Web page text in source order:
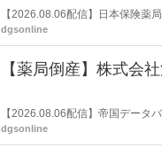
【2026.08.06配信】日本保険薬
関する要望書」を厚生労働省 医
dgsonline
【薬局倒産】株式会
【2026.08.06配信】帝国データ
止し、自己破産申請の準備に入っ
dgsonline